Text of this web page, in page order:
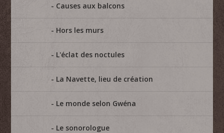
Causes aux balcons
Hors les murs
L'éclat des noctules
La Navette, lieu de création
Le monde selon Gwéna
Le sonorologue